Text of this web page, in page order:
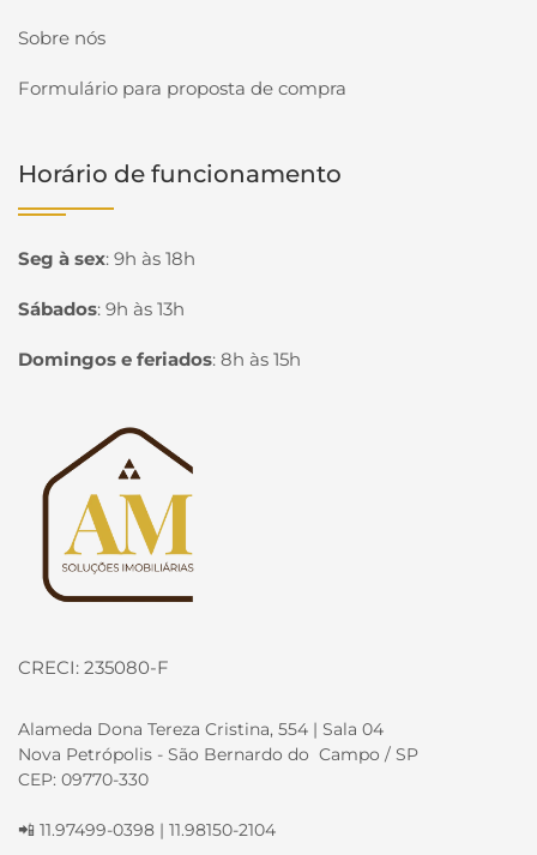
Sobre nós
Formulário para proposta de compra
Horário de funcionamento
Seg à sex: 9h às 18h
Sábados: 9h às 13h
Domingos e feriados: 8h às 15h
Página inicial
CRECI: 235080-F
Alameda Dona Tereza Cristina, 554 | Sala 04
Nova Petrópolis - São Bernardo do Campo / SP
CEP: 09770-330
📲 11.97499-0398 | 11.98150-2104